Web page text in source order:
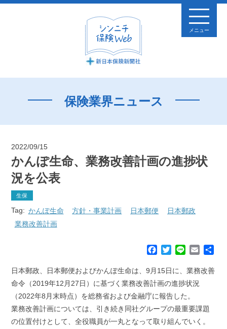
メニュー
保険業界ニュース
2022/09/15
かんぽ生命、業務改善計画の進捗状
況を公表
生保
Tag: かんぽ生命 方針・事業計画 日本郵便
日本郵政
業務改善計画
c
e
o
o
k
T
i
t
e
r
n
e
E
a
日本郵政、日本郵便およびかんぽ生命は、9月15日に、業務改善
命令（2019年12月27日）に基づく業務改善計画の進捗状況
（2022年8月末時点）を総務省および金融庁に報告した。
業務改善計画については、引き続き同社グループの最重要課題
の位置付けとして、全役職員が一丸となって取り組んでいく。